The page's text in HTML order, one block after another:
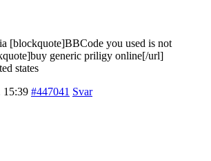
[blockquote]BBCode you used is not
generic priligy online[/url]
states
15:39 #447041 Svar